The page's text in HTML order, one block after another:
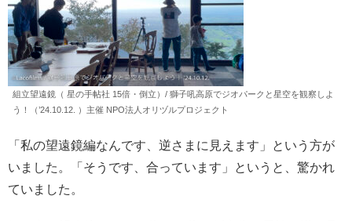
組立望遠鏡（ 星の手帖社 15倍・倒立）/ 獅子吼高原でジオパークと星空を観察しよ
う！（’24.10.12. ）主催 NPO法人オリヅルプロジェクト
「私の望遠鏡編なんです、逆さまに見えます」という方が
いました。「そうです、合っています」というと、驚かれ
ていました。